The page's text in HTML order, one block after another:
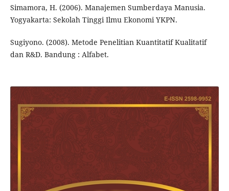
Simamora, H. (2006). Manajemen Sumberdaya Manusia.
Yogyakarta: Sekolah Tinggi Ilmu Ekonomi YKPN.
Sugiyono. (2008). Metode Penelitian Kuantitatif Kualitatif
dan R&D. Bandung : Alfabet.